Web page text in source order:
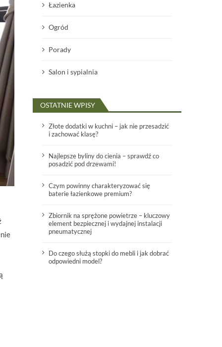
Łazienka
Ogród
Porady
Salon i sypialnia
OSTATNIE WPISY
Złote dodatki w kuchni – jak nie przesadzić
i zachować klasę?
Najlepsze byliny do cienia – sprawdź co
posadzić pod drzewami!
Czym powinny charakteryzować się
baterie łazienkowe premium?
Zbiornik na sprężone powietrze – kluczowy
element bezpiecznej i wydajnej instalacji
pneumatycznej
Do czego służą stopki do mebli i jak dobrać
odpowiedni model?